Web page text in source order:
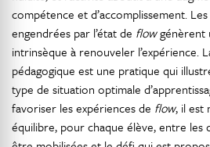
compétence et d’accomplissement.
engendrées par l’état de flowgénèrent
intrinsèque à renouveler l’expérience.
pédagogique est une pratique qui
type de situation optimale
favoriser les expériences de flow, il est
équilibre, pour chaque élève, entre les